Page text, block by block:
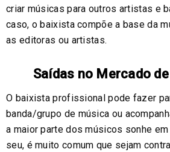
criar músicas para outros artistas e
caso, o baixista compõe a base da
as editoras ou artistas.
Saídas no Mercado
O baixista profissional pode fazer
banda/grupo de música ou
a maior parte dos músicos sonhe
seu, é muito comum que sejam